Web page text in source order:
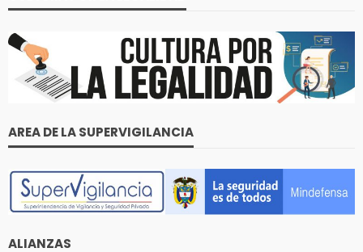
AREA DE LA SUPERVIGILANCIA
ALIANZAS